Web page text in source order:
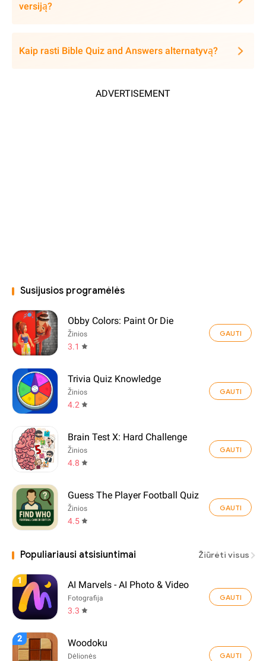
versiją?
Kaip rasti Bible Quiz and Answers alternatyvą?
ADVERTISEMENT
Susijusios programėlės
Obby Colors: Paint Or Die
Žinios
3.1
GAUTI
Trivia Quiz Knowledge
Žinios
4.2
GAUTI
Brain Test X: Hard Challenge
Žinios
4.8
GAUTI
Guess The Player Football Quiz
Žinios
4.5
GAUTI
Populiariausi atsisiuntimai Žiūrėti visus
1 AI Marvels - AI Photo & Video
Fotografija
3.3
GAUTI
2 Woodoku
Dėlionės GAUTI